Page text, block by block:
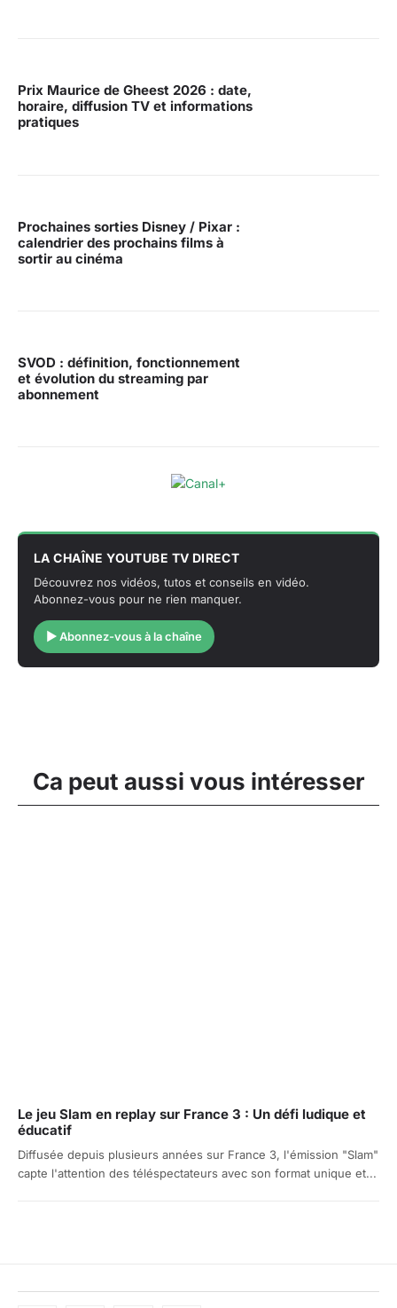
Prix Maurice de Gheest 2026 : date,
horaire, diffusion TV et informations
pratiques
Prochaines sorties Disney / Pixar :
calendrier des prochains films à
sortir au cinéma
SVOD : définition, fonctionnement
et évolution du streaming par
abonnement
LA CHAÎNE YOUTUBE TV DIRECT
Découvrez nos vidéos, tutos et conseils en vidéo.
Abonnez-vous pour ne rien manquer.
▶ Abonnez-vous à la chaîne
Ca peut aussi vous intéresser
Le jeu Slam en replay sur France 3 : Un défi ludique et
éducatif
Diffusée depuis plusieurs années sur France 3, l'émission "Slam"
capte l'attention des téléspectateurs avec son format unique et...